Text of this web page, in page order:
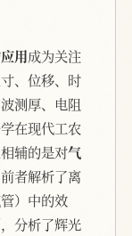
用成为关注
、位移、时
测厚、电阻
在现代工农
辅的是对气
者解析了离
）中的效
分析了辉光